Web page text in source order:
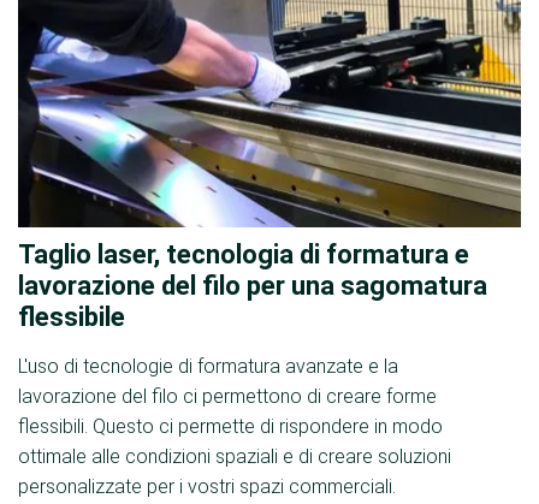
Taglio laser, tecnologia di formatura e
lavorazione del filo per una sagomatura
flessibile
L'uso di tecnologie di formatura avanzate e la
lavorazione del filo ci permettono di creare forme
flessibili. Questo ci permette di rispondere in modo
ottimale alle condizioni spaziali e di creare soluzioni
personalizzate per i vostri spazi commerciali.